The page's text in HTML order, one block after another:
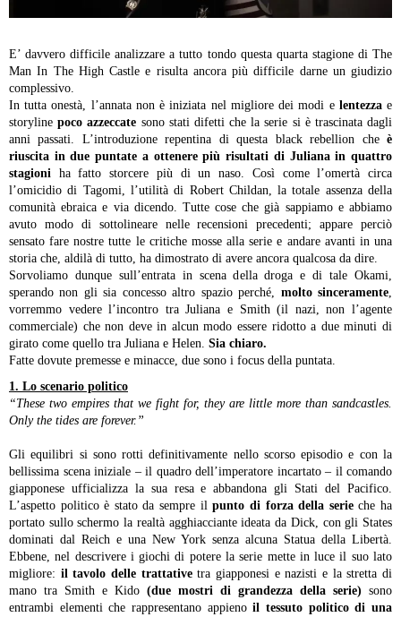
E’ davvero difficile analizzare a tutto tondo questa quarta stagione di The
Man In The High Castle e risulta ancora più difficile darne un giudizio
complessivo.
In tutta onestà, l’annata non è iniziata nel migliore dei modi e lentezzae
storylinepoco azzeccate sono stati difetti che la serie si è trascinata dagli
anni passati. L’introduzione repentina di questa black rebellion che è
riuscita in due puntate a ottenere più risultati di Juliana in quattro
stagioni ha fatto storcere più di un naso. Così come l’omertà circa
l’omicidio di Tagomi, l’utilità di Robert Childan, la totale assenza della
comunità ebraica e via dicendo. Tutte cose che già sappiamo e abbiamo
avuto modo di sottolineare nelle recensioni precedenti; appare perciò
sensato fare nostre tutte le critiche mosse alla serie e andare avanti in una
storia che, aldilà di tutto, ha dimostrato di avere ancora qualcosa da dire.
Sorvoliamo dunque sull’entrata in scena della droga e di tale Okami,
sperando non gli sia concesso altro spazio perché, molto sinceramente,
vorremmo vedere l’incontro tra Juliana e Smith (il nazi, non l’agente
commerciale) che non deve in alcun modo essere ridotto a due minuti di
girato come quello tra Juliana e Helen. Sia chiaro.
Fatte dovute premesse e minacce, due sono i focus della puntata.
1. Lo scenario politico
“These two empires that we fight for, they are little more than sandcastles.
Only the tides are forever.”
Gli equilibri si sono rotti definitivamente nello scorso episodio e con la
bellissima scena iniziale – il quadro dell’imperatore incartato – il comando
giapponese ufficializza la sua resa e abbandona gli Stati del Pacifico.
L’aspetto politico è stato da sempre ilpunto di forza della serieche ha
portato sullo schermo la realtà agghiacciante ideata da Dick, con gli States
dominati dal Reich e una New York senza alcuna Statua della Libertà.
Ebbene, nel descrivere i giochi di potere la serie mette in luce il suo lato
migliore: il tavolo delle trattativetra giapponesi e nazisti e la stretta di
mano tra Smith e Kido (due mostri di grandezza della serie) sono
entrambi elementi che rappresentano appienoil tessuto politico di una